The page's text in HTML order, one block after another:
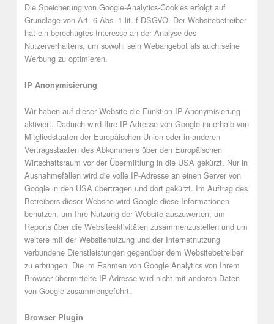
Die Speicherung von Google-Analytics-Cookies erfolgt auf
Grundlage von Art. 6 Abs. 1 lit. f DSGVO. Der Websitebetreiber
hat ein berechtigtes Interesse an der Analyse des
Nutzerverhaltens, um sowohl sein Webangebot als auch seine
Werbung zu optimieren.
IP Anonymisierung
Wir haben auf dieser Website die Funktion IP-Anonymisierung
aktiviert. Dadurch wird Ihre IP-Adresse von Google innerhalb von
Mitgliedstaaten der Europäischen Union oder in anderen
Vertragsstaaten des Abkommens über den Europäischen
Wirtschaftsraum vor der Übermittlung in die USA gekürzt. Nur in
Ausnahmefällen wird die volle IP-Adresse an einen Server von
Google in den USA übertragen und dort gekürzt. Im Auftrag des
Betreibers dieser Website wird Google diese Informationen
benutzen, um Ihre Nutzung der Website auszuwerten, um
Reports über die Websiteaktivitäten zusammenzustellen und um
weitere mit der Websitenutzung und der Internetnutzung
verbundene Dienstleistungen gegenüber dem Websitebetreiber
zu erbringen. Die im Rahmen von Google Analytics von Ihrem
Browser übermittelte IP-Adresse wird nicht mit anderen Daten
von Google zusammengeführt.
Browser Plugin